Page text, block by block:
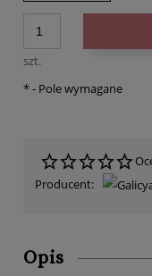
szt.
*- Pole wymagane
Producent:
Opis